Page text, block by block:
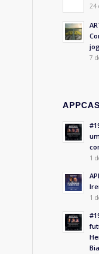
24
7
1
1